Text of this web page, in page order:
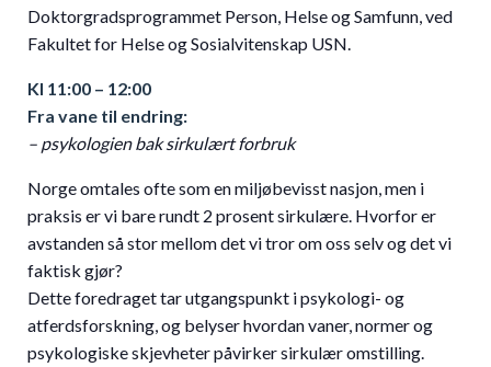
Doktorgradsprogrammet Person, Helse og Samfunn, ved
Fakultet for Helse og Sosialvitenskap USN.
Kl 11:00 – 12:00
Fra vane til endring:
– psykologien bak sirkulært forbruk
Norge omtales ofte som en miljøbevisst nasjon, men i
praksis er vi bare rundt 2 prosent sirkulære. Hvorfor er
avstanden så stor mellom det vi tror om oss selv og det vi
faktisk gjør?
Dette foredraget tar utgangspunkt i psykologi- og
atferdsforskning, og belyser hvordan vaner, normer og
psykologiske skjevheter påvirker sirkulær omstilling.